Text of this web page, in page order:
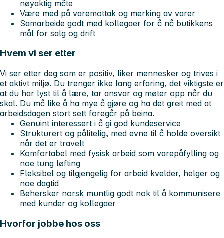
nøyaktig måte
Være med på varemottak og merking av varer
Samarbeide godt med kollegaer for å nå butikkens
mål for salg og drift
Hvem vi ser etter
Vi ser etter deg som er positiv, liker mennesker og trives i
et aktivt miljø. Du trenger ikke lang erfaring, det viktigste er
at du har lyst til å lære, tar ansvar og møter opp når du
skal. Du må like å ha mye å gjøre og ha det greit med at
arbeidsdagen stort sett foregår på beina.
Genuint interessert i å gi god kundeservice
Strukturert og pålitelig, med evne til å holde oversikt
når det er travelt
Komfortabel med fysisk arbeid som varepåfylling og
noe tung løfting
Fleksibel og tilgjengelig for arbeid kvelder, helger og
noe dagtid
Behersker norsk muntlig godt nok til å kommunisere
med kunder og kollegaer
Hvorfor jobbe hos oss